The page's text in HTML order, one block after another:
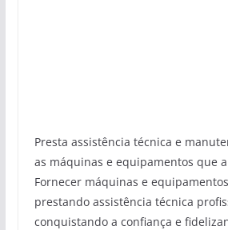
Presta assistência técnica e
as máquinas e equipamentos que
Fornecer máquinas e
prestando assistência técnica
conquistando a confiança e